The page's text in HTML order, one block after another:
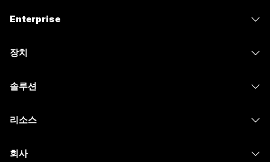
Enterprise
장치
솔루션
리소스
회사